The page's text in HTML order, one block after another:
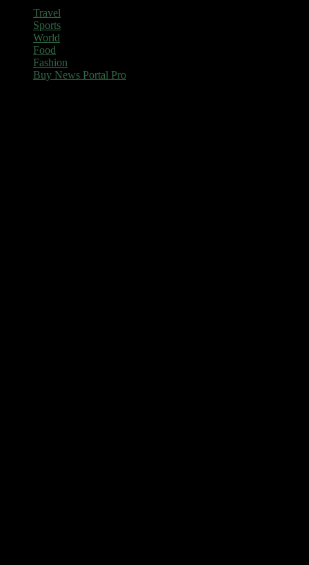
Travel
Sports
World
Food
Fashion
Buy News Portal Pro